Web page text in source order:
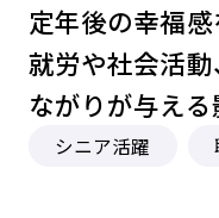
定年後の幸福
就労や社会活
ながりが与え
シニア活躍